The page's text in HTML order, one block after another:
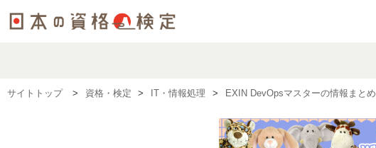
サイトトップ 資格・検定 IT・情報処理 EXIN DevOpsマスターの情報まとめ